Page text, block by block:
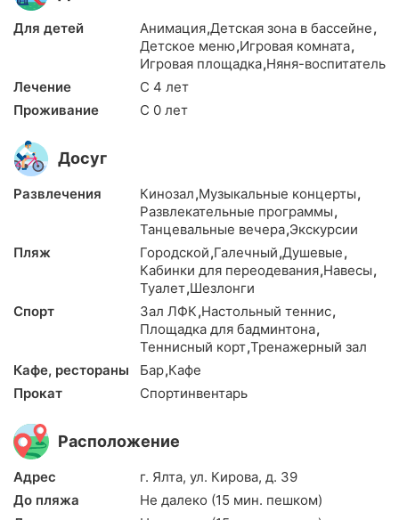
Для детей Анимация,Детская зона в бассейне,
Детское меню,Игровая комната,
Игровая площадка,Няня-воспитатель
Лечение
С 4 лет
Проживание
С 0 лет
Досуг
Развлечения Кинозал,Музыкальные концерты,
Развлекательные программы,
Танцевальные вечера,Экскурсии
Пляж
Городской,Галечный,Душевые,
Кабинки для переодевания,Навесы,
Туалет,Шезлонги
Спорт
Зал ЛФК,Настольный теннис,
Площадка для бадминтона,
Теннисный корт,Тренажерный зал
Кафе, рестораны
Бар,Кафе
Прокат
Спортинвентарь
Расположение
Адрес
г. Ялта, ул. Кирова, д. 39
До пляжа
Не далеко (15 мин. пешком)